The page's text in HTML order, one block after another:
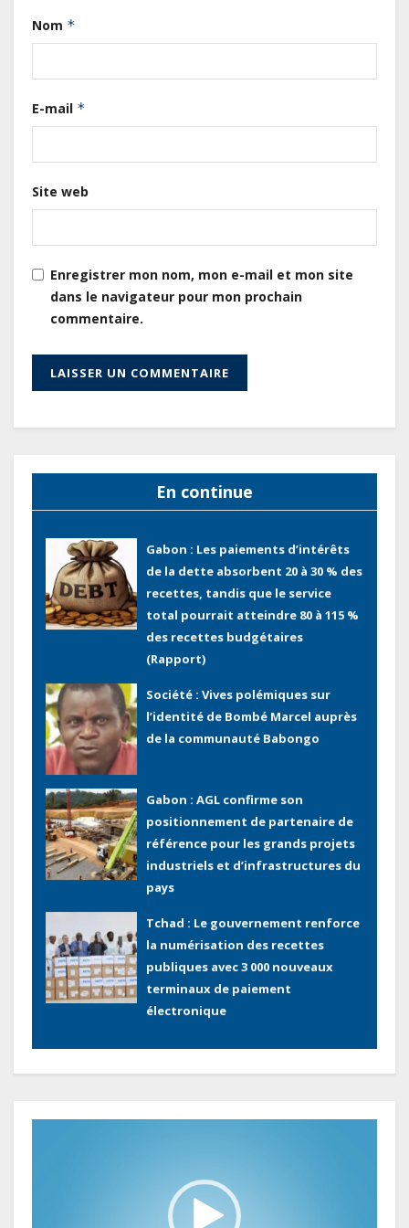
Nom *
E-mail *
Site web
Enregistrer mon nom, mon e-mail et mon site
dans le navigateur pour mon prochain
commentaire.
En continue
de dollars
de FCFA, à fin juin 2026,
Gabon : Le gouvernement et la BAD
améliorer la performance des
projets
Gabon : Ismaël Bonkoungou, le
d’inspection des grands chantiers
routiers d’EBOMAF BTP Gabon
dans la Ngounié
Gabon : Les paiements d’intérêts
de la dette absorbent 20 à 30 % des
recettes, tandis que le service
total pourrait atteindre 80 à 115 %
des recettes budgétaires
(Rapport)
Société : Vives polémiques sur
l’identité de Bombé Marcel auprès
de la communauté Babongo
Gabon : AGL confirme son
positionnement de partenaire de
référence pour les grands projets
industriels et d’infrastructures du
pays
Tchad : Le gouvernement renforce
la numérisation des recettes
publiques avec 3 000 nouveaux
terminaux de paiement
électronique
Congo : L’encours total de la dette
au premier trimestre 2026